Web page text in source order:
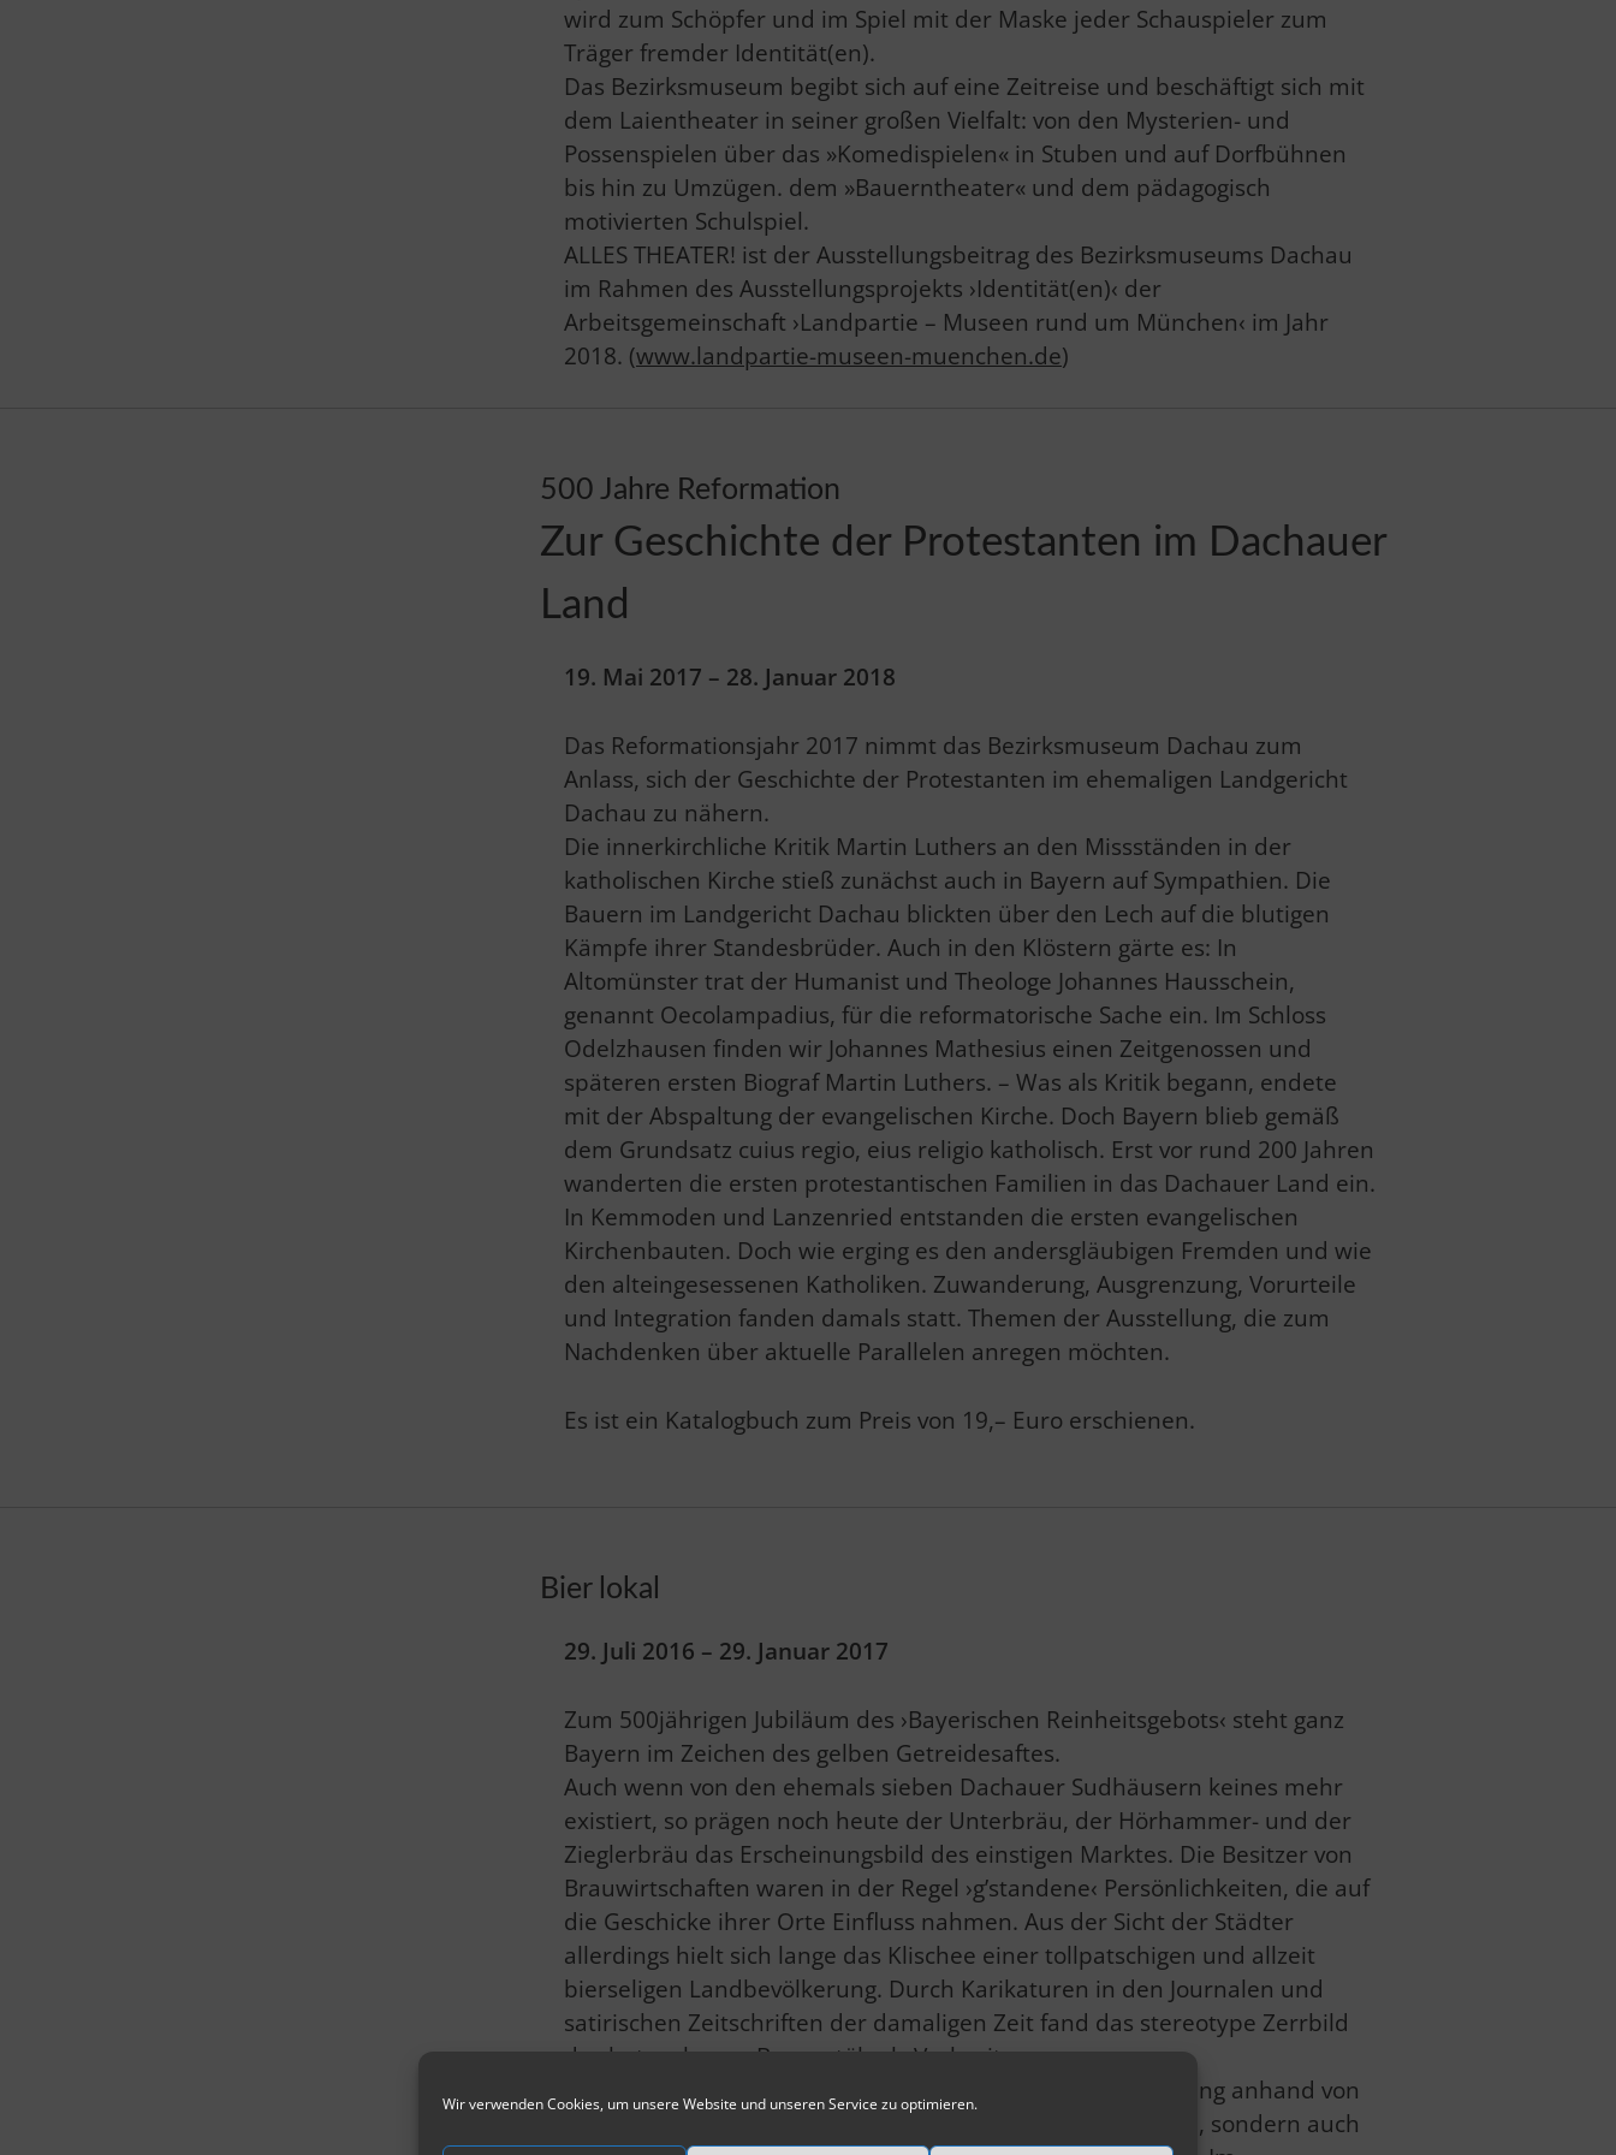
Wir verwenden Cookies, um unsere Website und unseren Service zu optimieren.
wird zum Schöpfer und im Spiel mit der Maske jeder Schauspieler zum
Träger fremder Identität(en).
Das Bezirksmuseum begibt sich auf eine Zeitreise und beschäftigt sich mit
dem Laientheater in seiner großen Vielfalt: von den Mysterien- und
Possenspielen über das »Komedispielen« in Stuben und auf Dorfbühnen
bis hin zu Umzügen. dem »Bauerntheater« und dem pädagogisch
motivierten Schulspiel.
ALLES THEATER! ist der Ausstellungsbeitrag des Bezirksmuseums Dachau
im Rahmen des Ausstellungsprojekts ›Identität(en)‹ der
Arbeitsgemeinschaft ›Landpartie – Museen rund um München‹ im Jahr
2018. (www.landpartie-museen-muenchen.de)
500 Jahre Reformation
Zur Geschichte der Protestanten im Dachauer
Land
19. Mai 2017 – 28. Januar 2018
Das Reformationsjahr 2017 nimmt das Bezirksmuseum Dachau zum
Anlass, sich der Geschichte der Protestanten im ehemaligen Landgericht
Dachau zu nähern.
Die innerkirchliche Kritik Martin Luthers an den Missständen in der
katholischen Kirche stieß zunächst auch in Bayern auf Sympathien. Die
Bauern im Landgericht Dachau blickten über den Lech auf die blutigen
Kämpfe ihrer Standesbrüder. Auch in den Klöstern gärte es: In
Altomünster trat der Humanist und Theologe Johannes Hausschein,
genannt Oecolampadius, für die reformatorische Sache ein. Im Schloss
Odelzhausen finden wir Johannes Mathesius einen Zeitgenossen und
späteren ersten Biograf Martin Luthers. – Was als Kritik begann, endete
mit der Abspaltung der evangelischen Kirche. Doch Bayern blieb gemäß
dem Grundsatz cuius regio, eius religio katholisch. Erst vor rund 200 Jahren
wanderten die ersten protestantischen Familien in das Dachauer Land ein.
In Kemmoden und Lanzenried entstanden die ersten evangelischen
Kirchenbauten. Doch wie erging es den andersgläubigen Fremden und wie
den alteingesessenen Katholiken. Zuwanderung, Ausgrenzung, Vorurteile
und Integration fanden damals statt. Themen der Ausstellung, die zum
Nachdenken über aktuelle Parallelen anregen möchten.
Es ist ein Katalogbuch zum Preis von 19,– Euro erschienen.
Bier lokal
29. Juli 2016 – 29. Januar 2017
Zum 500jährigen Jubiläum des ›Bayerischen Reinheitsgebots‹ steht ganz
Bayern im Zeichen des gelben Getreidesaftes.
Auch wenn von den ehemals sieben Dachauer Sudhäusern keines mehr
existiert, so prägen noch heute der Unterbräu, der Hörhammer- und der
Zieglerbräu das Erscheinungsbild des einstigen Marktes. Die Besitzer von
Brauwirtschaften waren in der Regel ›g’standene‹ Persönlichkeiten, die auf
die Geschicke ihrer Orte Einfluss nahmen. Aus der Sicht der Städter
allerdings hielt sich lange das Klischee einer tollpatschigen und allzeit
bierseligen Landbevölkerung. Durch Karikaturen in den Journalen und
satirischen Zeitschriften der damaligen Zeit fand das stereotype Zerrbild
des betrunkenen Bauerntölpels Verbreitung.
Unter dem Motto ›Jedem sein(e) Maß‹ erzählt die Ausstellung anhand von
Biergefäßen aus fünf Jahrhunderten nicht nur Brauhistorie, sondern auch